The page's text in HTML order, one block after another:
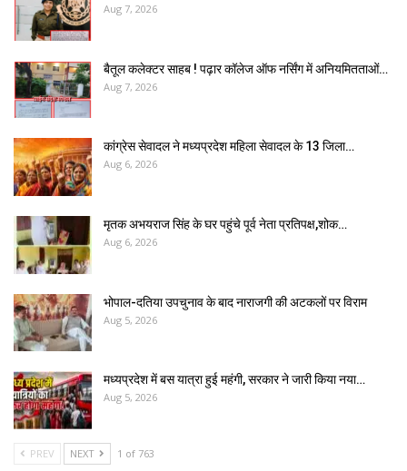
Aug 7, 2026
बैतूल कलेक्टर साहब ! पढ़ार कॉलेज ऑफ नर्सिंग में अनियमितताओं…
Aug 7, 2026
कांग्रेस सेवादल ने मध्यप्रदेश महिला सेवादल के 13 जिला…
Aug 6, 2026
मृतक अभयराज सिंह के घर पहुंचे पूर्व नेता प्रतिपक्ष,शोक…
Aug 6, 2026
भोपाल-दतिया उपचुनाव के बाद नाराजगी की अटकलों पर विराम
Aug 5, 2026
मध्यप्रदेश में बस यात्रा हुई महंगी, सरकार ने जारी किया नया…
Aug 5, 2026
PREV NEXT 1 of 763